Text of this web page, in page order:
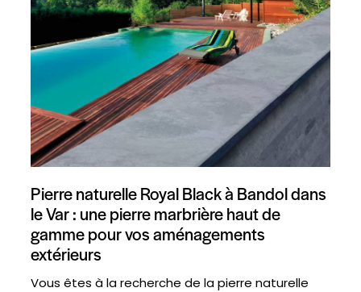
Pierre naturelle Royal Black à Bandol dans
le Var : une pierre marbrière haut de
gamme pour vos aménagements
extérieurs
Vous êtes à la recherche de la pierre naturelle